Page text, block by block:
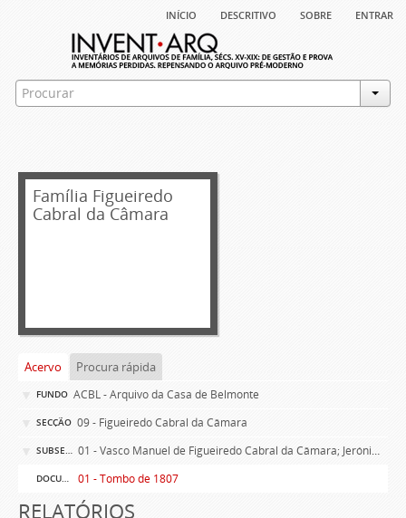
início descritivo sobre entrar
Família Figueiredo
Cabral da Câmara
Acervo Procura rápida
FUNDO ACBL - Arquivo da Casa de Belmonte
SECÇÃO 09 - Figueiredo Cabral da Câmara
SUBSECÇÃO 01 - Vasco Manuel de Figueiredo Cabral da Câmara; Jerónima Margarida de Noronha
DOCUMENTO SIMPLES 01 - Tombo de 1807
RELATÓRIOS